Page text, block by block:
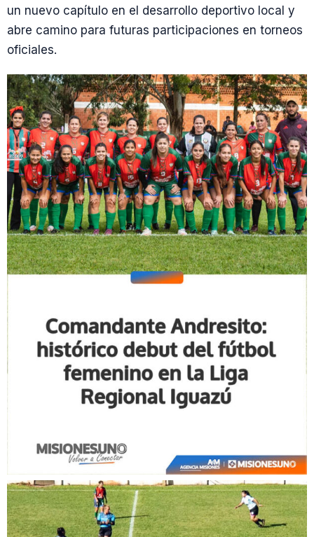
un nuevo capítulo en el desarrollo deportivo local y
abre camino para futuras participaciones en torneos
oficiales.